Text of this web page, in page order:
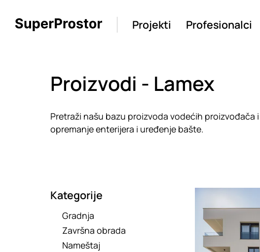
Projekti Profesionalci
Proizvodi - Lamex
Pretraži našu bazu proizvoda vodećih
opremanje enterijera i uređenje bašte.
Kategorije
Gradnja
Završna obrada
Nameštaj